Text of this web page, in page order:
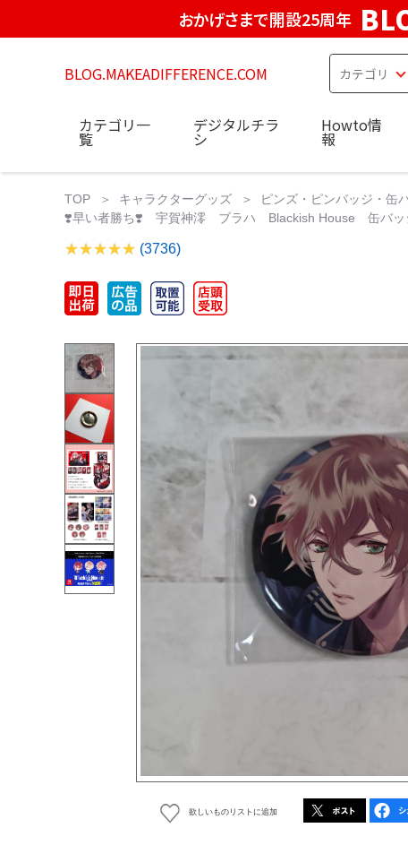
おかげさまで開設25周年
BLOG.MAKEADIFFERENCE.COM
カテゴリ一
覧
デジタルチラ
シ
Howto情
報
TOP キャラクターグッズ
ピンズ・ピンバッジ・缶
❣️早い者勝ち❣️ 宇賀神澪 ブラハ Blackish House 缶バッジ
(3736)
欲しいものリストに追加